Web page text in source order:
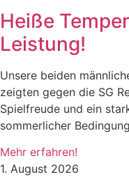
Heiße
Leistung!
Unsere beiden
zeigten gegen die SG
Spielfreude und ein
sommerlicher
Mehr erfahren!
1. August 2026